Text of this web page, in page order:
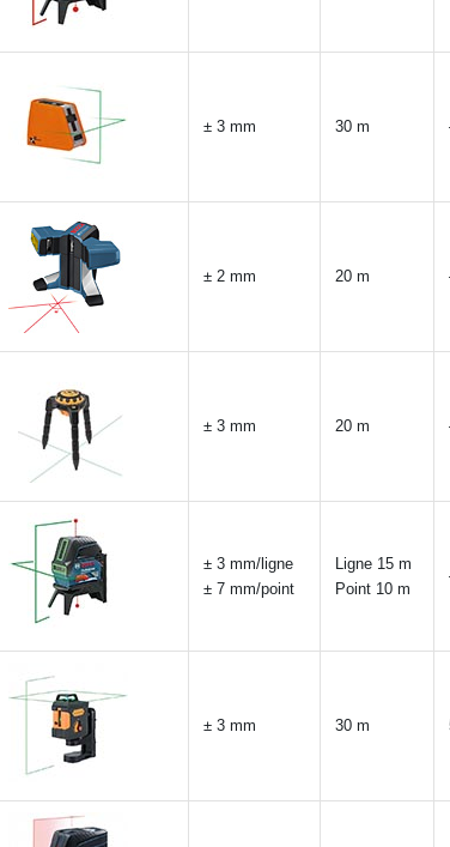
± 3 mm 30 m
± 2 mm 20 m
± 3 mm 20 m
± 3 mm/ligne
± 7 mm/point
Ligne 15 m
Point 10 m
± 3 mm 30 m